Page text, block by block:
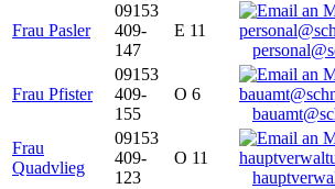
Frau Pasler
09153
409-
147
E 11
Frau Pfister
09153
409-
155
O 6
Frau
Quadvlieg
09153
409-
123
O 11